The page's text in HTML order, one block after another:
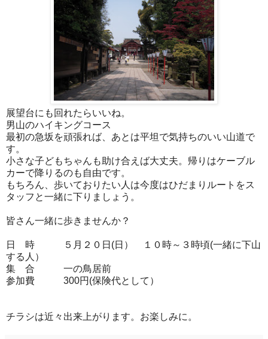
展望台にも回れたらいいね。
男山のハイキングコース
最初の急坂を頑張れば、あとは平坦で気持ちのいい山道で
す。
小さな子どもちゃんも助け合えば大丈夫。帰りはケーブル
カーで降りるのも自由です。
もちろん、歩いておりたい人は今度はひだまりルートをス
タッフと一緒に下りましょう。
皆さん一緒に歩きませんか？
日 時 ５月２０日(日） １０時～３時頃(一緒に下山
する人）
集 合 一の鳥居前
参加費 300円(保険代として）
チラシは近々出来上がります。お楽しみに。